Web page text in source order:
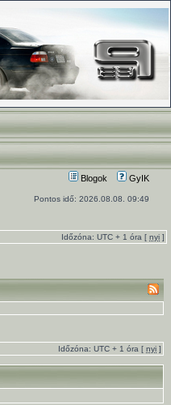
Blogok GyIK
Pontos idő: 2026.08.08. 09:49
Időzóna: UTC + 1 óra [ nyi ]
Időzóna: UTC + 1 óra [ nyi ]